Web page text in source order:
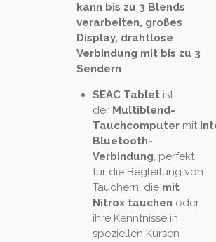
kann bis zu 3 Blends
verarbeiten, großes
Display, drahtlose
Verbindung mit bis zu 3
Sendern
SEAC Tablet ist
der Multiblend-
Tauchcomputer mit
Bluetooth-
Verbindung, perfekt
für die Begleitung von
Tauchern, die mit
Nitrox tauchen oder
ihre Kenntnisse in
speziellen Kursen